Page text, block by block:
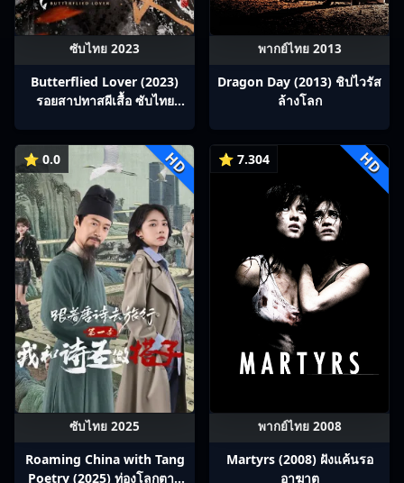
ซับไทย 2023
Butterflied Lover (2023)
รอยสาปทาสผีเสื้อ ซับไทย
พากย์ไทย 2013
Dragon Day (2013) ชิปไวรัส
ล้างโลก
⭐ 0.0 HD
ซับไทย 2025
Roaming China with Tang
Poetry (2025) ท่องโลกตาม
⭐ 7.304 HD
พากย์ไทย 2008
Martyrs (2008) ฝังแค้นรอ
อาฆาต